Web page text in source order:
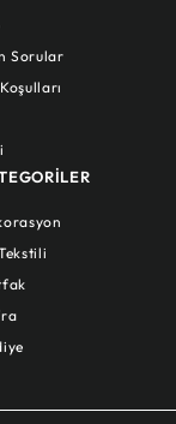
Sorular